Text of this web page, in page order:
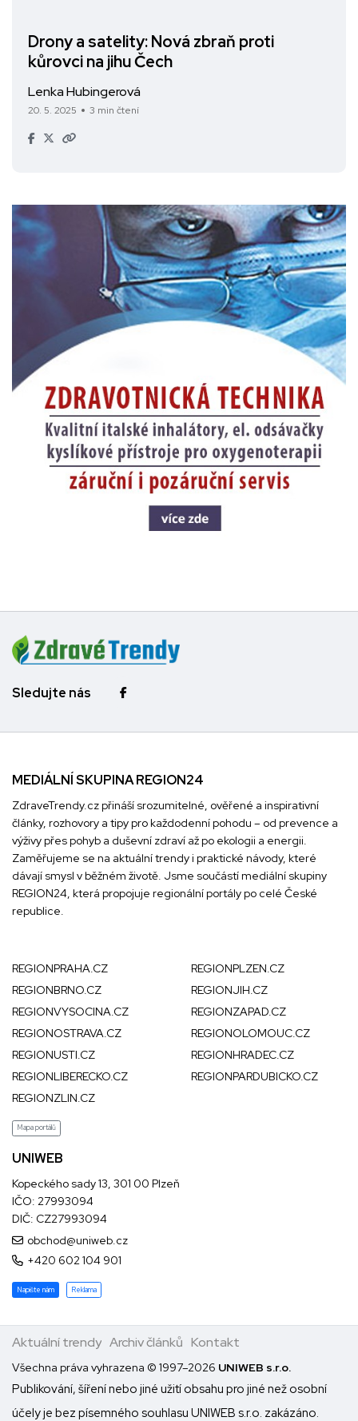
Drony a satelity: Nová zbraň proti
kůrovci na jihu Čech
Lenka Hubingerová
20. 5. 2025 3 min čtení
Sledujte nás
MEDIÁLNÍ SKUPINA REGION24
ZdraveTrendy.cz přináší srozumitelné, ověřené a inspirativní
články, rozhovory a tipy pro každodenní pohodu – od prevence a
výživy přes pohyb a duševní zdraví až po ekologii a energii.
Zaměřujeme se na aktuální trendy i praktické návody, které
dávají smysl v běžném životě. Jsme součástí mediální skupiny
REGION24, která propojuje regionální portály po celé České
republice.
REGIONPRAHA.CZ
REGIONPLZEN.CZ
REGIONBRNO.CZ
REGIONJIH.CZ
REGIONVYSOCINA.CZ
REGIONZAPAD.CZ
REGIONOSTRAVA.CZ
REGIONOLOMOUC.CZ
REGIONUSTI.CZ
REGIONHRADEC.CZ
REGIONLIBERECKO.CZ
REGIONPARDUBICKO.CZ
REGIONZLIN.CZ
Mapa portálů
UNIWEB
Kopeckého sady 13, 301 00 Plzeň
IČO: 27993094
DIČ: CZ27993094
obchod@uniweb.cz
+420 602 104 901
Napište nám Reklama
Aktuální trendy Archiv článků Kontakt
Všechna práva vyhrazena © 1997–2026 UNIWEB s.r.o.
Publikování, šíření nebo jiné užití obsahu pro jiné než osobní
účely je bez písemného souhlasu UNIWEB s.r.o. zakázáno.